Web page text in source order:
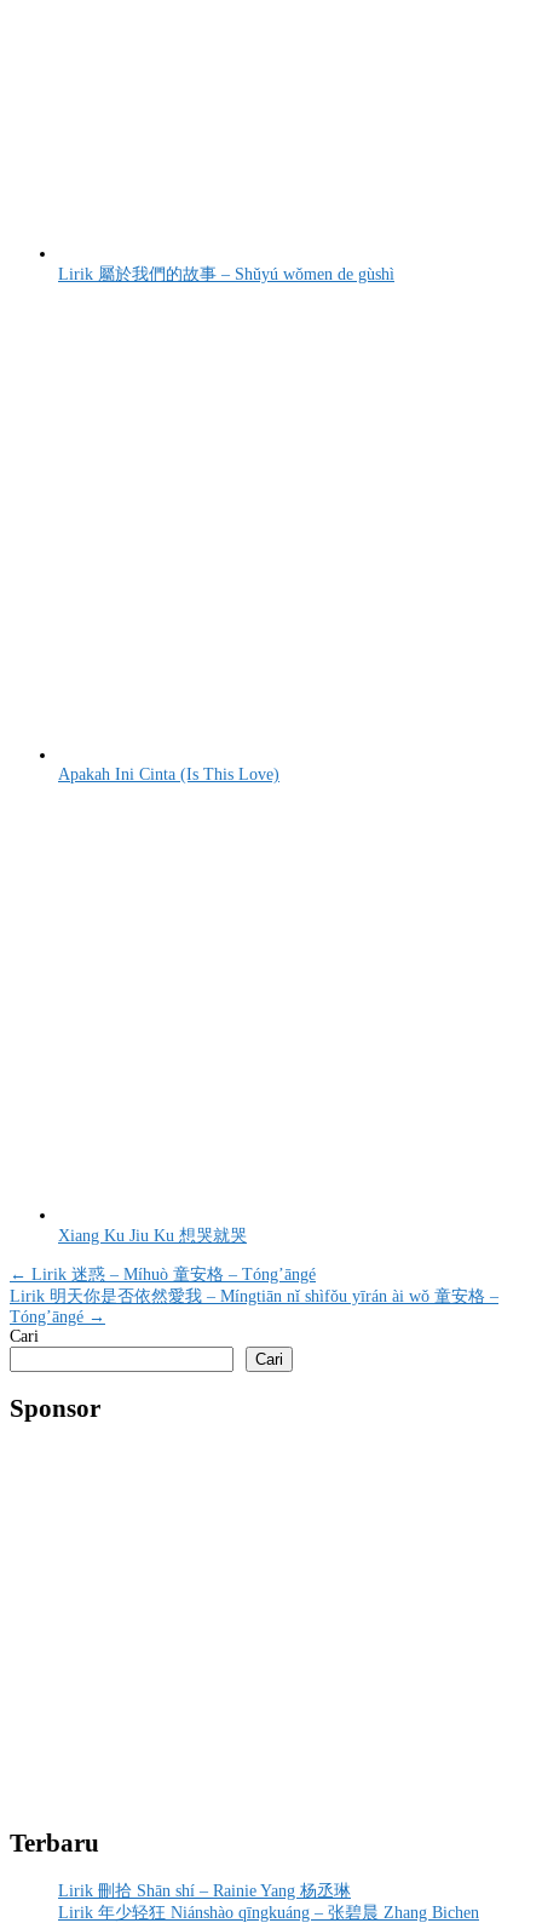
Lirik 屬於我們的故事 – Shǔyú wǒmen de gùshì
Apakah Ini Cinta (Is This Love)
Xiang Ku Jiu Ku 想哭就哭
Navigasi
pos
← Lirik 迷惑 – Míhuò 童安格 – Tóng’āngé
Lirik 明天你是否依然愛我 – Míngtiān nǐ shìfǒu yīrán ài wǒ 童安格 –
Tóng’āngé →
Cari
Cari
Sponsor
Terbaru
Lirik 刪拾 Shān shí – Rainie Yang 杨丞琳
Lirik 年少轻狂 Niánshào qīngkuáng – 张碧晨 Zhang Bichen